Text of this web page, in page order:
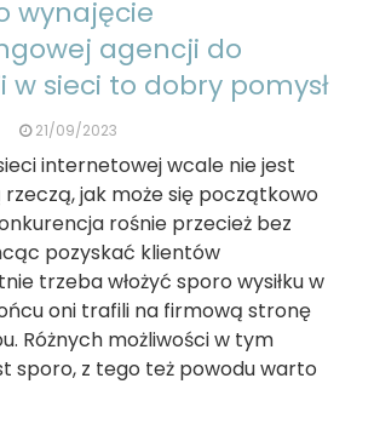
wynajęcie
agencji do
w sieci to dobry pomysł
21/09/2023
internetowej wcale nie jest
jak może się początkowo
rośnie przecież bez
pozyskać klientów
trzeba włożyć sporo wysiłku w
oni trafili na firmową stronę
Różnych możliwości w tym
sporo, z tego też powodu warto